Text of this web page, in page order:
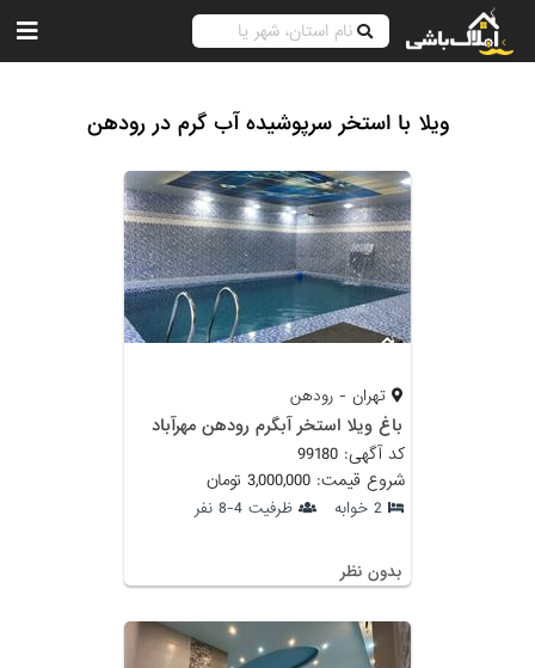
ویلا با استخر سرپوشیده آب گرم در رودهن
تهران - رودهن
باغ ویلا استخر آبگرم رودهن مهرآباد
کد آگهی: 99180
شروع قیمت: 3,000,000 تومان
2 خوابه ظرفیت 4-8 نفر
بدون نظر